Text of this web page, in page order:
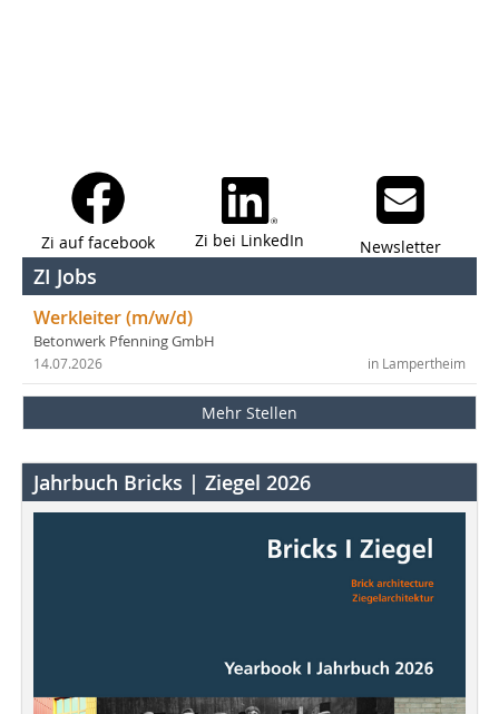
Zi auf facebook Zi bei LinkedIn Newsletter
ZI Jobs
Werkleiter (m/w/d)
Betonwerk Pfenning GmbH
in Lampertheim
14.07.2026
Mehr Stellen
Jahrbuch Bricks | Ziegel 2026